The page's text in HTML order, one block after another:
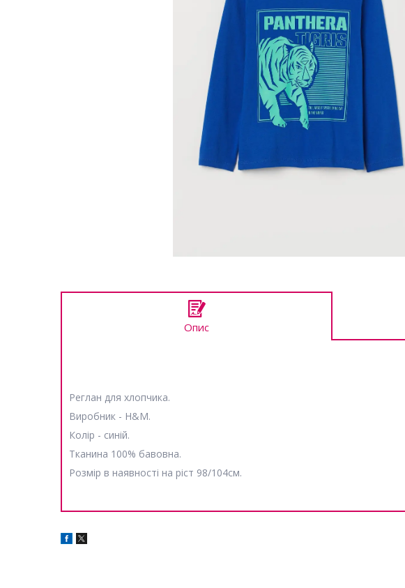
Опис
Реглан для хлопчика.
Виробник - H&M.
Колір - синій.
Тканина 100% бавовна.
Розмір в наявності на ріст 98/104см.